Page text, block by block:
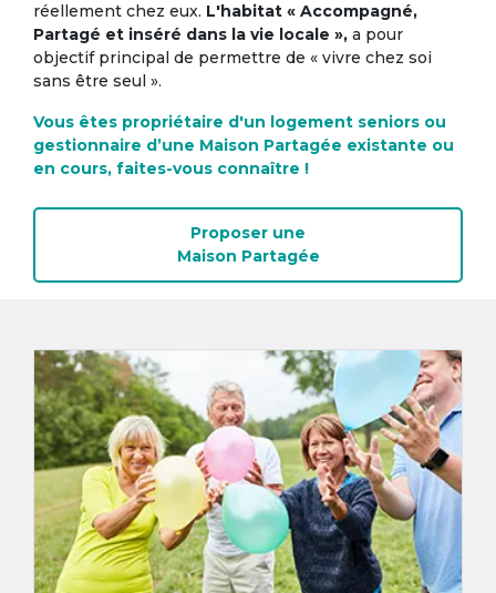
réellement chez eux. L'habitat « Accompagné,
Partagé et inséré dans la vie locale », a pour
objectif principal de permettre de « vivre chez soi
sans être seul ».
Vous êtes propriétaire d'un logement seniors ou
gestionnaire d’une Maison Partagée existante ou
en cours, faites-vous connaître !
Proposer une
Maison Partagée